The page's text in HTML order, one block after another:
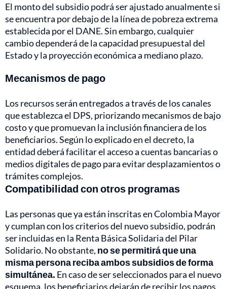
El monto del subsidio podrá ser ajustado anualmente si
se encuentra por debajo de la línea de pobreza extrema
establecida por el DANE. Sin embargo, cualquier
cambio dependerá de la capacidad presupuestal del
Estado y la proyección económica a mediano plazo.
Mecanismos de pago
Los recursos serán entregados a través de los canales
que establezca el DPS, priorizando mecanismos de bajo
costo y que promuevan la inclusión financiera de los
beneficiarios. Según lo explicado en el decreto, la
entidad deberá facilitar el acceso a cuentas bancarias o
medios digitales de pago para evitar desplazamientos o
trámites complejos.
Compatibilidad con otros programas
Las personas que ya están inscritas enColombia Mayor
y cumplan con los criterios del nuevo subsidio, podrán
ser incluidas en la Renta Básica Solidaria del Pilar
Solidario. No obstante, no se permitirá que una
misma persona reciba ambos subsidios de forma
simultánea. En caso de ser seleccionados para el nuevo
esquema, los beneficiarios dejarán de recibir los pagos